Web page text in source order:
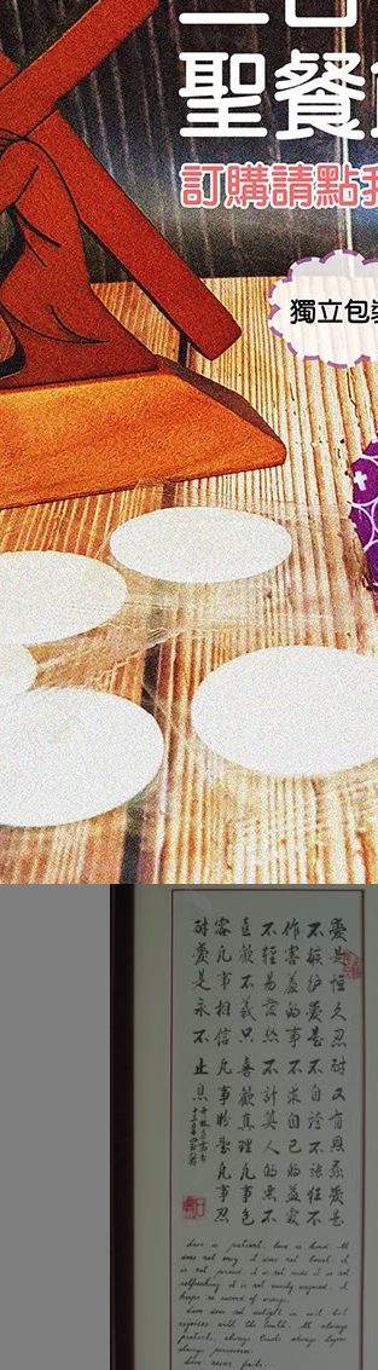
實際商品顏色為準，請見諒